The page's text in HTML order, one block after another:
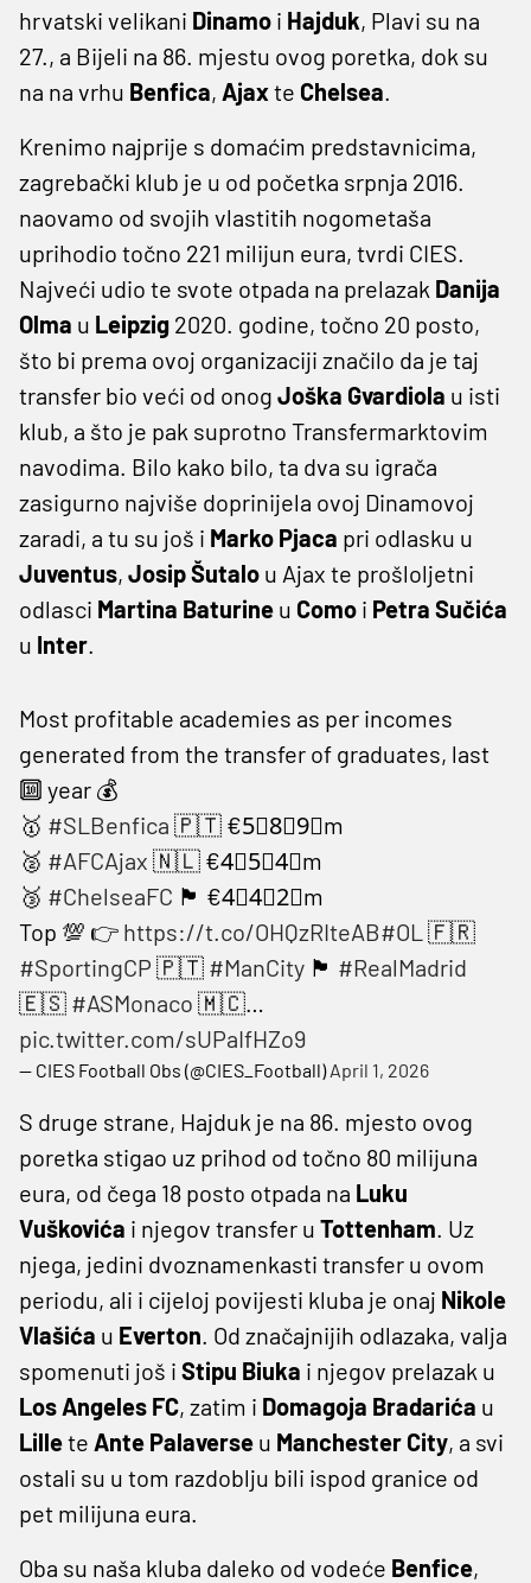
hrvatski velikani Dinamo i Hajduk, Plavi su na
27., a Bijeli na 86. mjestu ovog poretka, dok su
na na vrhu Benfica, Ajaxte Chelsea.
Krenimo najprije s domaćim predstavnicima,
zagrebački klub je u od početka srpnja 2016.
naovamo od svojih vlastitih nogometaša
uprihodio točno 221 milijun eura, tvrdi CIES.
Najveći udio te svote otpada na prelazak Danija
Olma u Leipzig 2020. godine, točno 20 posto,
što bi prema ovoj organizaciji značilo da je taj
transfer bio veći od onog Joška Gvardiola u isti
klub, a što je pak suprotno Transfermarktovim
navodima. Bilo kako bilo, ta dva su igrača
zasigurno najviše doprinijela ovoj Dinamovoj
zaradi, a tu su još i Marko Pjaca pri odlasku u
Juventus, Josip Šutalo u Ajax te prošloljetni
odlasci Martina Baturine u Como i Petra Sučića
u Inter.
Most profitable academies as per incomes
generated from the transfer of graduates, last
🔟 year 💰
🥇 #SLBenfica 🇵🇹 €5⃣8⃣9⃣m
🥈 #AFCAjax 🇳🇱 €4⃣5⃣4⃣m
🥉 #ChelseaFC 🏴󠁧󠁢󠁥󠁮󠁧󠁿 €4⃣4⃣2⃣m
Top 💯 👉 https://t.co/OHQzRIteAB#OL🇫🇷
#SportingCP 🇵🇹 #ManCity 🏴󠁧󠁢󠁥󠁮󠁧󠁿 #RealMadrid
🇪🇸 #ASMonaco 🇲🇨…
pic.twitter.com/sUPaIfHZo9
— CIES Football Obs (@CIES_Football)April 1, 2026
S druge strane, Hajduk je na 86. mjesto ovog
poretka stigao uz prihod od točno 80 milijuna
eura, od čega 18 posto otpada na Luku
Vuškovića i njegov transfer u Tottenham. Uz
njega, jedini dvoznamenkasti transfer u ovom
periodu, ali i cijeloj povijesti kluba je onaj Nikole
Vlašića u Everton. Od značajnijih odlazaka, valja
spomenuti još i Stipu Biuka i njegov prelazak u
Los Angeles FC, zatim i Domagoja Bradarića u
Lillete Ante Palaverse u Manchester City, a svi
ostali su u tom razdoblju bili ispod granice od
pet milijuna eura.
Oba su naša kluba daleko od vodeće Benfice,